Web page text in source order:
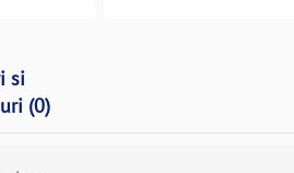
si
(0)